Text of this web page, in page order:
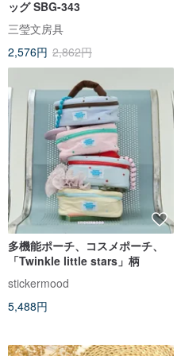
ッグ SBG-343
三瑩文房具
2,576円 2,862円
多機能ポーチ、コスメポーチ、
「Twinkle little stars」柄
stickermood
5,488円